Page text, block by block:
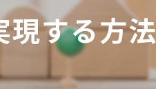
ション
現する方法